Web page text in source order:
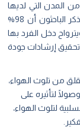
المدن التي لديها
مشاكل خطيرة في جودة الهواء؛ ففي الدراسة، قد ذكر الباحثون أن 98%
من 100 الف نسمة، ويترواح دخل الفرد بها
إرشادات جودة
من تلوث الهواء،
لتأثيره على
لتلوث الهواء،